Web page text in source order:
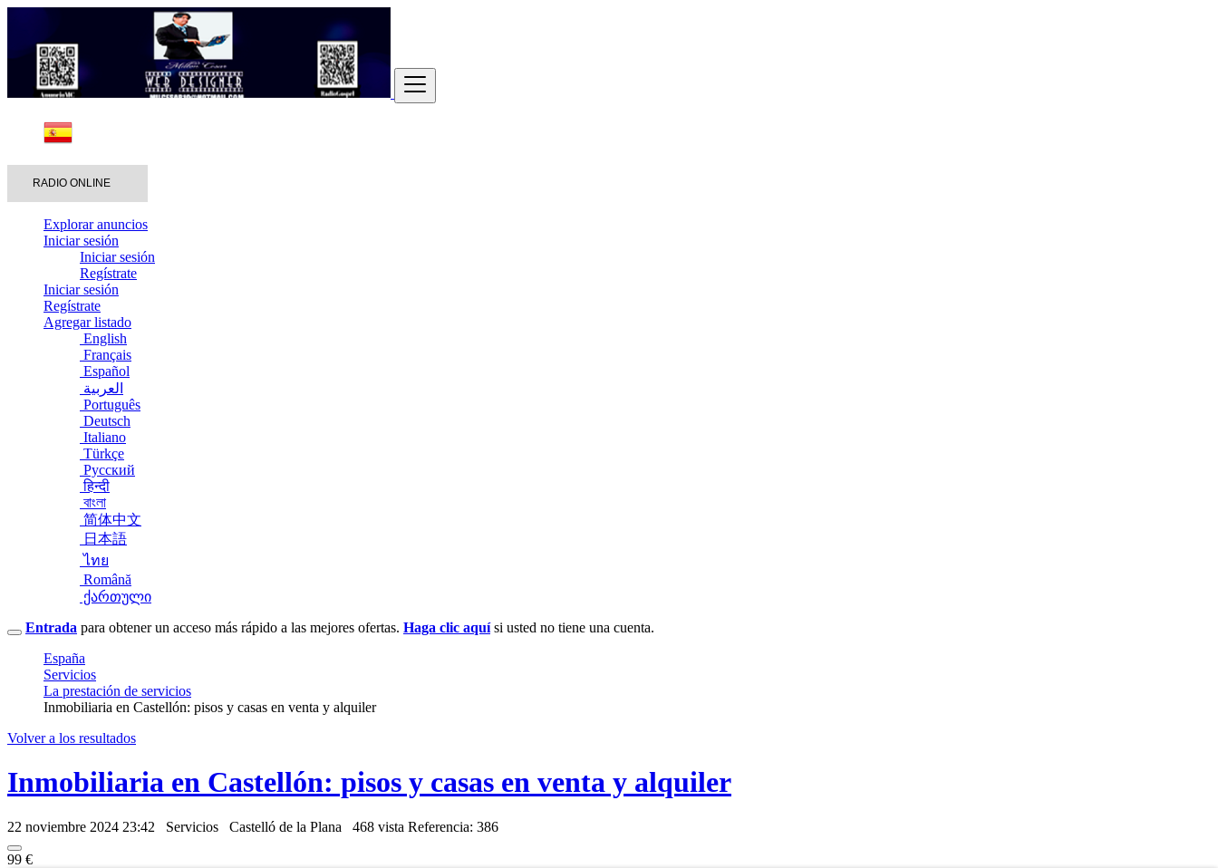
RADIO ONLINE
Explorar anuncios
Iniciar sesión
Iniciar sesión
Regístrate
Iniciar sesión
Regístrate
Agregar listado
English
Français
Español
العربية
Português
Deutsch
Italiano
Türkçe
Русский
हिन्दी
বাংলা
简体中文
日本語
ไทย
Română
ქართული
Entrada para obtener un acceso más rápido a las mejores ofertas. Haga clic aquísi usted no tiene una cuenta.
España
Servicios
La prestación de servicios
Inmobiliaria en Castellón: pisos y casas en venta y alquiler
Volver a los resultados
Inmobiliaria en Castellón: pisos y casas en venta y alquiler
22 noviembre 2024 23:42 Servicios Castelló de la Plana 468 vista Referencia: 386
99 €